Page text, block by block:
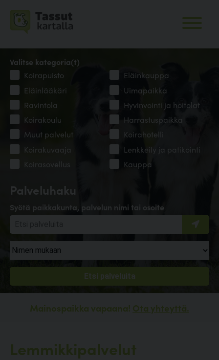
Palveluhaku
Syötä paikkakunta, palvelun nimi tai osoite
Valitse kategoria(t)
Koirapuisto
Eläinkauppa
Eläinlääkäri
Uimapaikka
Ravintola
Hyvinvointi ja hoitolat
Koirakoulu
Harrastuspaikka
Muut palvelut
Koirahotelli
Koirakuvaaja
Lenkkeily ja patikointi
Koirasovellus
Kauppa
Mainospaikka vapaana! Ota yhteyttä.
Lemmikkipalvelut